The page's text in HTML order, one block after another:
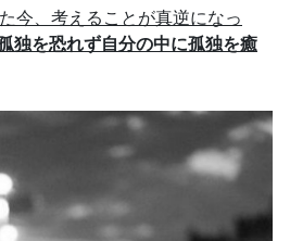
今、考えることが真逆になっ
独を恐れず自分の中に孤独を癒